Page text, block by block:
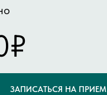
ЗАПИСАТЬСЯ НА ПРИЕМ